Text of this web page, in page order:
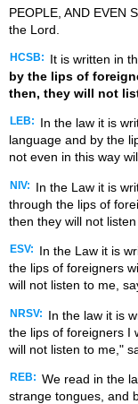
PEOPLE, AND EVEN
the Lord.
HCSB: It is written in
by the lips of
then, they will not
LEB:
In the law it is
language and by the
not even in this way
NIV:
In the Law it is
through the lips of
then they will not
ESV:
In the Law it is
the lips of foreigners
will not listen to me,
NRSV:
In the law it is
the lips of foreigners I
will not listen to me,"
REB: We read in the
strange tongues, and